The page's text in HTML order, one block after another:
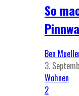
So
Ben
3.
Wohnen
2